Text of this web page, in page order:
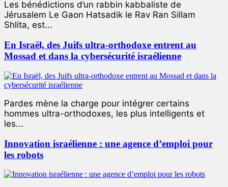
Les bénédictions d’un rabbin kabbaliste de
Jérusalem Le Gaon Hatsadik le Rav Ran Sillam
Shlita, est...
En Israël, des Juifs ultra-orthodoxe entrent au
Mossad et dans la cybersécurité israélienne
Pardes mène la charge pour intégrer certains
hommes ultra-orthodoxes, les plus intelligents et
les...
Innovation israélienne : une agence d’emploi pour
les robots